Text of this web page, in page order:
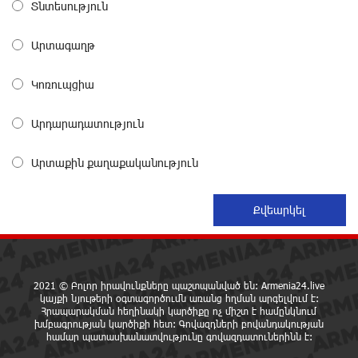
կապված զեղծարարությունների մասին
Վարչության կազմում
«Սմայլ Սվիթ»-ի զարգացման ճանապարհը
Ինչպես է ՔՊ-ն «հարգում» ժողովրդի քվեն.
Մարիաննա Ղահրամանյան
21 ժամ առաջ
Տնտեսություն
Արտագաղթ
Կոռուպցիա
Արդարադատություն
Արտաքին քաղաքականություն
2021 © Բոլոր իրավունքները պաշտպանված են: Armenia24.live
կայքի նյութերի օգտագործումն առանց հղման արգելվում է:
Հրապարակման հեղինակի կարծիքը ոչ միշտ է համընկնում
խմբագրության կարծիքի հետ: Գովազդների բովանդակության
համար պատասխանատվությունը գովազդատուներինն է: